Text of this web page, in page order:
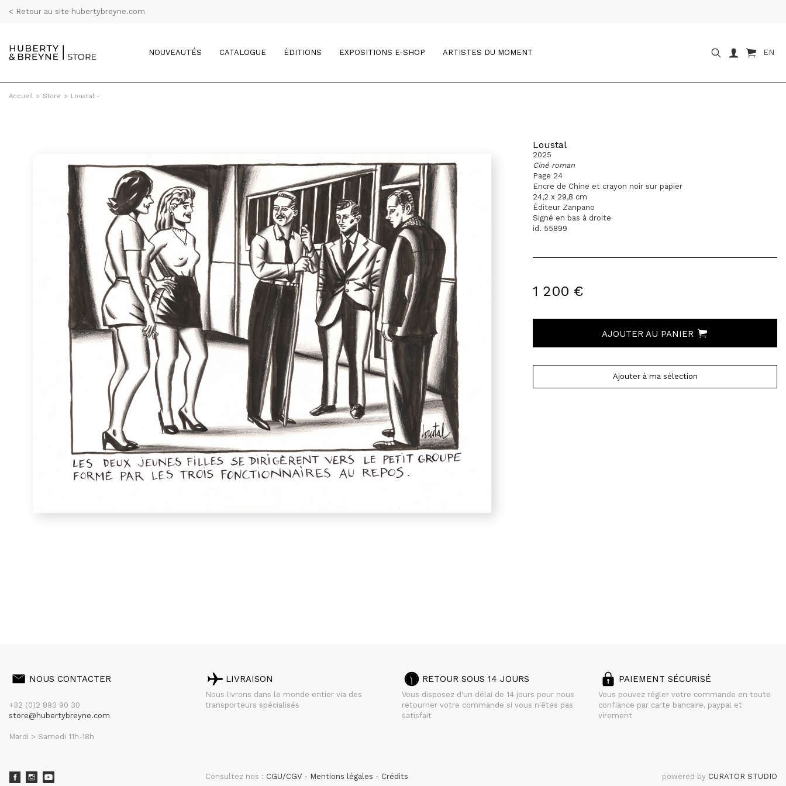
< Retour au site hubertybreyne.com
NOUVEAUTÉS CATALOGUE ÉDITIONS EXPOSITIONS E-SHOP ARTISTES DU MOMENT EN
Accueil > Store > Loustal -
Loustal
2025
Ciné roman
Page 24
Encre de Chine et crayon noir sur papier
24,2 x 29,8 cm
Éditeur Zanpano
Signé en bas à droite
id. 55899
1 200 €
AJOUTER AU PANIER
Ajouter à ma sélection
NOUS CONTACTER
+32 (0)2 893 90 30
store@hubertybreyne.com
Mardi > Samedi 11h-18h
LIVRAISON
Nous livrons dans le monde entier via des
transporteurs spécialisés
RETOUR SOUS 14 JOURS
Vous disposez d'un délai de 14 jours pour nous
retourner votre commande si vous n'êtes pas
satisfait
PAIEMENT SÉCURISÉ
Vous pouvez régler votre commande en toute
confiance par carte bancaire, paypal et
virement
Consultez nos : CGU/CGV Mentions légales Crédits powered by CURATOR STUDIO